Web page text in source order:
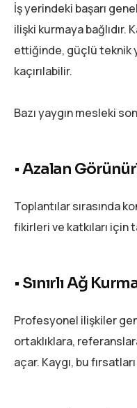
İş yerindeki başarı
ilişki kurmaya bağlıdır.
ettiğinde, güçlü teknik
kaçırılabilir.
Bazı yaygın mesleki
•Azalan
Toplantılar sırasında
fikirleri ve katkıları için
• Sınırlı Ağ
Profesyonel ilişkiler
ortaklıklara,
açar. Kaygı, bu